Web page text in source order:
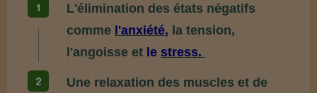
L'élimination des états négatifs
comme l'anxiété, la tension,
l'angoisse et le stress.
Une relaxation des muscles et de